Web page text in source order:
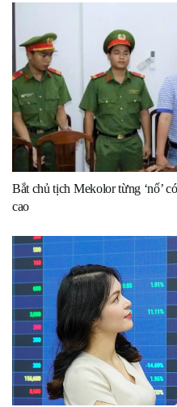
Bắt chủ tịch Mekolor từng ‘nổ’
cao